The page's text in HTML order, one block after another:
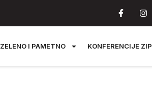
ZELENO I PAMETNO KONFERENCIJE ZIP